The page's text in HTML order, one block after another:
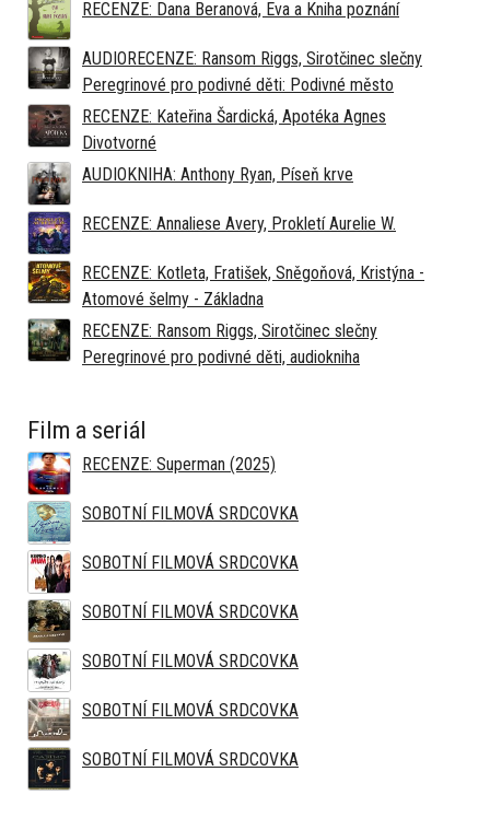
RECENZE: Dana Beranová, Eva a Kniha poznání
AUDIORECENZE: Ransom Riggs, Sirotčinec slečny
Peregrinové pro podivné děti: Podivné město
RECENZE: Kateřina Šardická, Apotéka Agnes
Divotvorné
AUDIOKNIHA: Anthony Ryan, Píseň krve
RECENZE: Annaliese Avery, Prokletí Aurelie W.
RECENZE: Kotleta, Fratišek, Sněgoňová, Kristýna -
Atomové šelmy - Základna
RECENZE: Ransom Riggs, Sirotčinec slečny
Peregrinové pro podivné děti, audiokniha
Film a seriál
RECENZE: Superman (2025)
SOBOTNÍ FILMOVÁ SRDCOVKA
SOBOTNÍ FILMOVÁ SRDCOVKA
SOBOTNÍ FILMOVÁ SRDCOVKA
SOBOTNÍ FILMOVÁ SRDCOVKA
SOBOTNÍ FILMOVÁ SRDCOVKA
SOBOTNÍ FILMOVÁ SRDCOVKA